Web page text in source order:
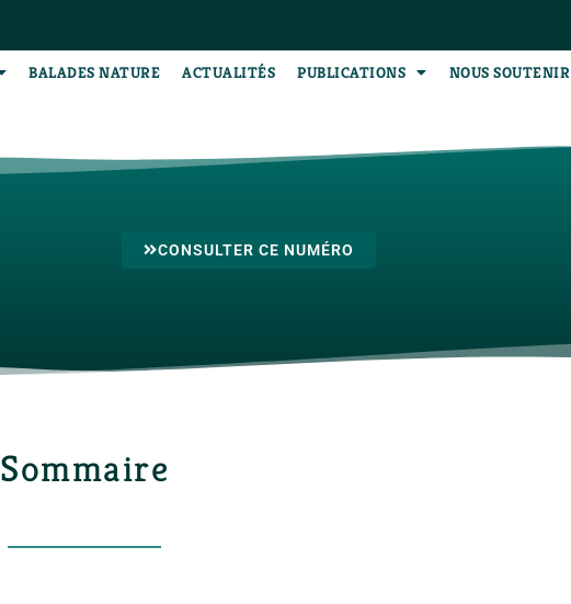
BALADES NATURE ACTUALITÉS PUBLICATIONS NOUS SOUTENIR
CONSULTER CE NUMÉRO
Sommaire